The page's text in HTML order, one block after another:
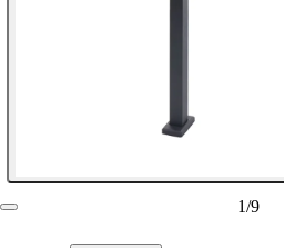
1/9